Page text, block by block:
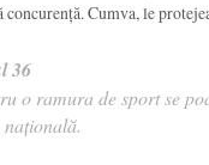
concurență. Cumva, le
36
o ramura de sport se